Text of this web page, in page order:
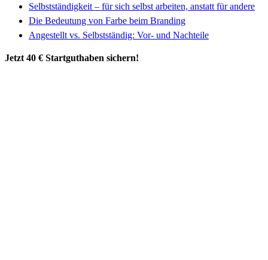
Selbstständigkeit – für sich selbst arbeiten, anstatt für andere
Die Bedeutung von Farbe beim Branding
Angestellt vs. Selbstständig: Vor- und Nachteile
Jetzt 40 € Startguthaben sichern!